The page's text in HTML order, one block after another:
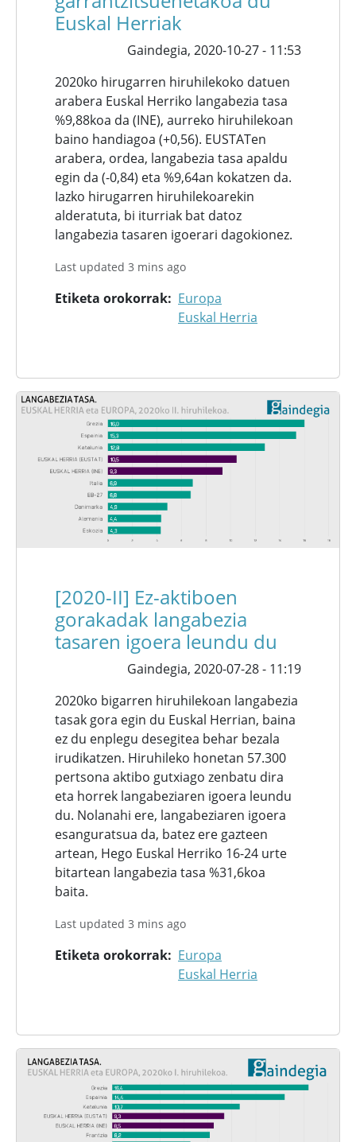
Euskal Herriak
Gaindegia, 2020-10-27 - 11:53
2020ko hirugarren hiruhilekoko datuen
arabera Euskal Herriko langabezia tasa
%9,88koa da (INE), aurreko hiruhilekoan
baino handiagoa (+0,56). EUSTATen
arabera, ordea, langabezia tasa apaldu
egin da (-0,84) eta %9,64an kokatzen da.
Iazko hirugarren hiruhilekoarekin
alderatuta, bi iturriak bat datoz
langabezia tasaren igoerari dagokionez.
Last updated 3 mins ago
Etiketa orokorrak
Europa
Euskal Herria
[2020-II] Ez-aktiboen
gorakadak langabezia
tasaren igoera leundu du
Gaindegia, 2020-07-28 - 11:19
2020ko bigarren hiruhilekoan langabezia
tasak gora egin du Euskal Herrian, baina
ez du enplegu desegitea behar bezala
irudikatzen. Hiruhileko honetan 57.300
pertsona aktibo gutxiago zenbatu dira
eta horrek langabeziaren igoera leundu
du. Nolanahi ere, langabeziaren igoera
esanguratsua da, batez ere gazteen
artean, Hego Euskal Herriko 16-24 urte
bitartean langabezia tasa %31,6koa
baita.
Last updated 3 mins ago
Etiketa orokorrak
Europa
Euskal Herria